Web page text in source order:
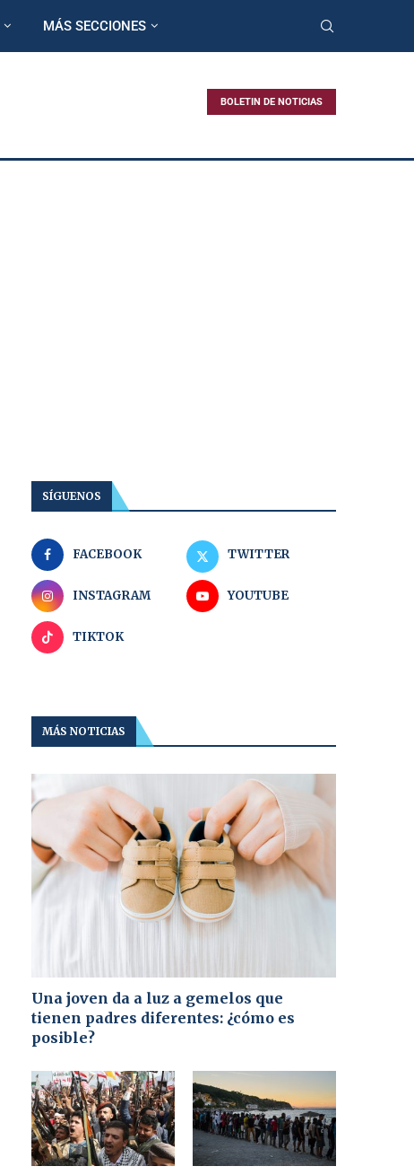
MÁS SECCIONES
BOLETIN DE NOTICIAS
SÍGUENOS
FACEBOOK TWITTER
INSTAGRAM YOUTUBE
TIKTOK
MÁS NOTICIAS
Una joven da a luz a gemelos que
tienen padres diferentes: ¿cómo es
posible?